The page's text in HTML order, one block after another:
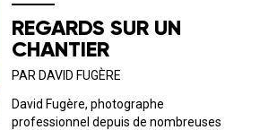
souten...
REGARDS SUR UN
CHANTIER
PAR DAVID FUGÈRE
David Fugère, photographe
professionnel depuis de nombreuses